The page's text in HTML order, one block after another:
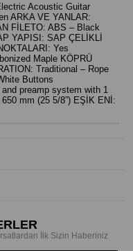
Acoustic Guitar
ARKA VE YANLAR:
FİLETO: ABS – Black
YAPISI: SAP ÇELİKLİ
Yes
Maple KÖPRÜ
Traditional – Rope
Buttons
preamp system with 1
mm (25 5/8”) EŞİK ENİ:
İlk Sizin Haberiniz